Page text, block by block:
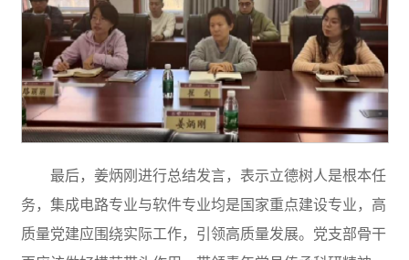
最后，姜炳刚进行总结发言，表示立德树人是根本任
务，集成电路专业与软件专业均是国家重点建设专业，高
质量党建应围绕实际工作，引领高质量发展。党支部骨干